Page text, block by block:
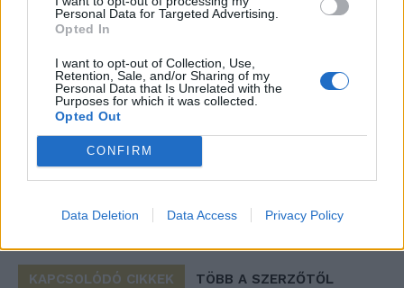
Personal Data for Targeted Advertising.
Opted In
I want to opt-out of Collection, Use,
Retention, Sale, and/or Sharing of my
Personal Data that Is Unrelated with the
Purposes for which it was collected.
Opted Out
CONFIRM
Data Deletion Data Access Privacy Policy
Imre Hilda
Oktatás és nevelés területén dolgozom, de minden
szabadidőmben írok. Szeretek belesni a hétköznapok függönye
mögé és közben keresem az embert, a nőt a jól legyártott álarcok
mögött. Néha meséket is írok, de gyakrabban novellákat,
KAPCSOLÓDÓ CIKKEK TÖBB A SZERZŐTŐL